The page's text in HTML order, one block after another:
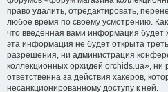
право удалить, отредактировать,
любое время по своему усмотрению.
что введённая вами информация будет
эта информация не будет открыта
разрешения, ни администрация
коллекционных орхидей orchids.ua»,
ответственна за действия хакеров,
несанкционированному доступу к ней.